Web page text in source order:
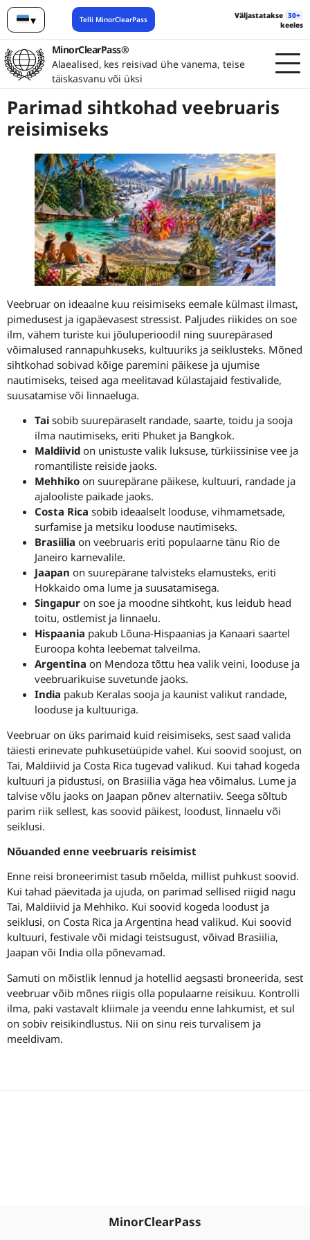
▾
Eesti
Telli MinorClearPass Väljastatakse 30+
keeles
MinorClearPass®
Alaealised, kes reisivad ühe vanema, teise
täiskasvanu või üksi
Parimad sihtkohad veebruaris
reisimiseks
Veebruar on ideaalne kuu reisimiseks eemale külmast ilmast,
pimedusest ja igapäevasest stressist. Paljudes riikides on soe
ilm, vähem turiste kui jõuluperioodil ning suurepärased
võimalused rannapuhkuseks, kultuuriks ja seiklusteks. Mõned
sihtkohad sobivad kõige paremini päikese ja ujumise
nautimiseks, teised aga meelitavad külastajaid festivalide,
suusatamise või linnaeluga.
Tai sobib suurepäraselt randade, saarte, toidu ja sooja
ilma nautimiseks, eriti Phuket ja Bangkok.
Maldiivid on unistuste valik luksuse, türkiissinise vee ja
romantiliste reiside jaoks.
Mehhiko on suurepärane päikese, kultuuri, randade ja
ajalooliste paikade jaoks.
Costa Rica sobib ideaalselt looduse, vihmametsade,
surfamise ja metsiku looduse nautimiseks.
Brasiilia on veebruaris eriti populaarne tänu Rio de
Janeiro karnevalile.
Jaapan on suurepärane talvisteks elamusteks, eriti
Hokkaido oma lume ja suusatamisega.
Singapur on soe ja moodne sihtkoht, kus leidub head
toitu, ostlemist ja linnaelu.
Hispaania pakub Lõuna-Hispaanias ja Kanaari saartel
Euroopa kohta leebemat talveilma.
Argentina on Mendoza tõttu hea valik veini, looduse ja
veebruarikuise suvetunde jaoks.
India pakub Keralas sooja ja kaunist valikut randade,
looduse ja kultuuriga.
Veebruar on üks parimaid kuid reisimiseks, sest saad valida
täiesti erinevate puhkusetüüpide vahel. Kui soovid soojust, on
Tai, Maldiivid ja Costa Rica tugevad valikud. Kui tahad kogeda
kultuuri ja pidustusi, on Brasiilia väga hea võimalus. Lume ja
talvise võlu jaoks on Jaapan põnev alternatiiv. Seega sõltub
parim riik sellest, kas soovid päikest, loodust, linnaelu või
seiklusi.
Nõuanded enne veebruaris reisimist
Enne reisi broneerimist tasub mõelda, millist puhkust soovid.
Kui tahad päevitada ja ujuda, on parimad sellised riigid nagu
Tai, Maldiivid ja Mehhiko. Kui soovid kogeda loodust ja
seiklusi, on Costa Rica ja Argentina head valikud. Kui soovid
kultuuri, festivale või midagi teistsugust, võivad Brasiilia,
Jaapan või India olla põnevamad.
Samuti on mõistlik lennud ja hotellid aegsasti broneerida, sest
veebruar võib mõnes riigis olla populaarne reisikuu. Kontrolli
ilma, paki vastavalt kliimale ja veendu enne lahkumist, et sul
on sobiv reisikindlustus. Nii on sinu reis turvalisem ja
meeldivam.
MinorClearPass